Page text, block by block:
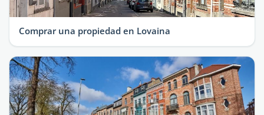
Comprar una propiedad en Lovaina